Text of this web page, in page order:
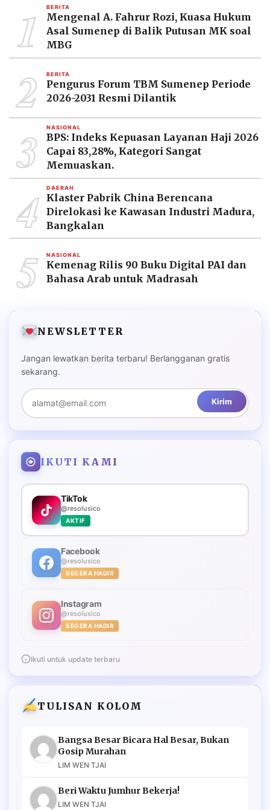
1 BERITA
Mengenal A. Fahrur Rozi, Kuasa Hukum
Asal Sumenep di Balik Putusan MK soal
MBG
2 BERITA
Pengurus Forum TBM Sumenep Periode
2026-2031 Resmi Dilantik
3 NASIONAL
BPS: Indeks Kepuasan Layanan Haji 2026
Capai 83,28%, Kategori Sangat
Memuaskan.
4 DAERAH
Klaster Pabrik China Berencana
Direlokasi ke Kawasan Industri Madura,
Bangkalan
5 NASIONAL
Kemenag Rilis 90 Buku Digital PAI dan
Bahasa Arab untuk Madrasah
NEWSLETTER
Jangan lewatkan berita terbaru! Berlangganan gratis
sekarang.
Kirim
IKUTI KAMI
TikTok
@resolusico
AKTIF
Facebook
@resolusico
SEGERA HADIR
Instagram
@resolusico
SEGERA HADIR
Ikuti untuk update terbaru
TULISAN KOLOM
Bangsa Besar Bicara Hal Besar, Bukan
Gosip Murahan
LIM WEN TJAI
Beri Waktu Jumhur Bekerja!
LIM WEN TJAI